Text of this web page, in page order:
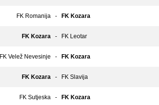
FK Romanija - FK Kozara
FK Kozara - FK Leotar
FK Velež Nevesinje - FK Kozara
FK Kozara - FK Slavija
FK Sutjeska - FK Kozara